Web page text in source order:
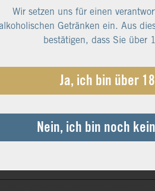
Moselseite
die der
im Weinbau, früher wie heute
und Riesling. Das Ergebnis:
Wir setzen uns für einen
Getränken ein. Aus
bestätigen, dass Sie über
Ja, ich bin über
Nein, ich bin noch